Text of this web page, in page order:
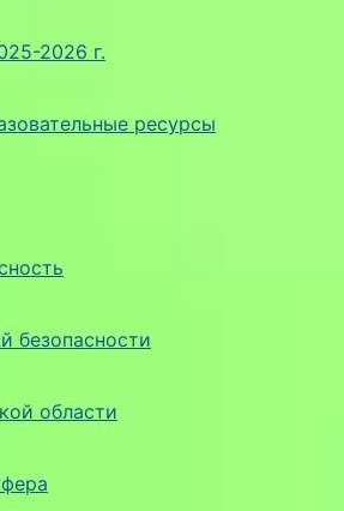
2026 г.
ресурсы
безопасности
области